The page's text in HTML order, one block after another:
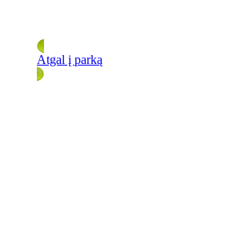
Atgal į parką